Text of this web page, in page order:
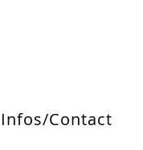
Infos/Contact